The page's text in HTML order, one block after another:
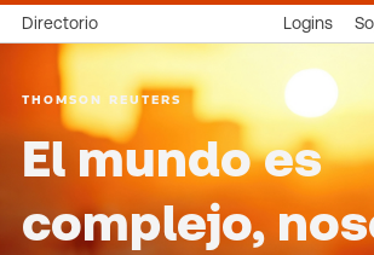
Directorio Logins
THOMSON REUTERS
El mundo es
complejo,